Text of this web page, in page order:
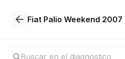
Fiat Palio Weekend 2007